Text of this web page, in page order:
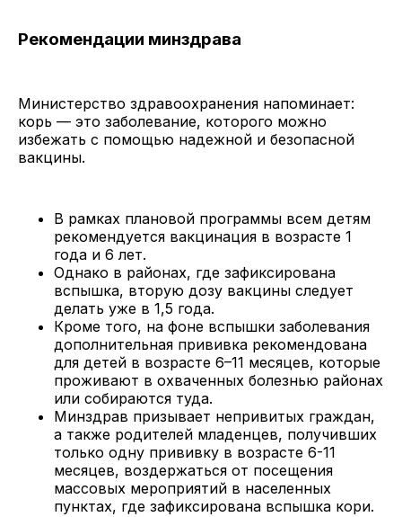
Рекомендации минздрава
Министерство здравоохранения напоминает:
корь — это заболевание, которого можно
избежать с помощью надежной и безопасной
вакцины.
В рамках плановой программы всем детям
рекомендуется вакцинация в возрасте 1
года и 6 лет.
Однако в районах, где зафиксирована
вспышка, вторую дозу вакцины следует
делать уже в 1,5 года.
Кроме того, на фоне вспышки заболевания
дополнительная прививка рекомендована
для детей в возрасте 6–11 месяцев, которые
проживают в охваченных болезнью районах
или собираются туда.
Минздрав призывает непривитых граждан,
а также родителей младенцев, получивших
только одну прививку в возрасте 6-11
месяцев, воздержаться от посещения
массовых мероприятий в населенных
пунктах, где зафиксирована вспышка кори.